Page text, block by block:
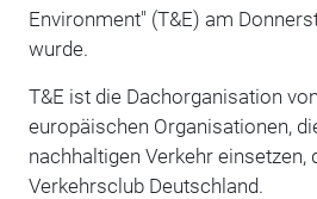
Environment" (T&E) am
wurde.
T&E ist die Dachorganisation
europäischen Organisationen,
nachhaltigen Verkehr einsetzen,
Verkehrsclub Deutschland.